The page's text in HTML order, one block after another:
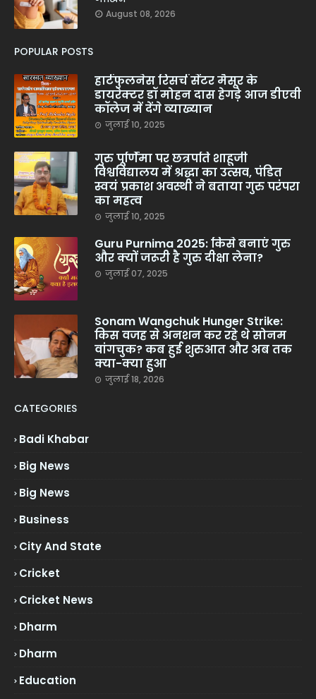
August 08, 2026
POPULAR POSTS
हार्टफुलनेस रिसर्च सेंटर मैसूर के
डायरेक्टर डॉ मोहन दास हेगड़े आज डीएवी
कॉलेज में देंगे व्याख्यान
जुलाई 10, 2025
गुरु पूर्णिमा पर छत्रपति शाहूजी
विश्वविद्यालय में श्रद्धा का उत्सव, पंडित
स्वयं प्रकाश अवस्थी ने बताया गुरु परंपरा
का महत्व
जुलाई 10, 2025
Guru Purnima 2025: किसे बनाएं गुरु
और क्यों जरूरी है गुरु दीक्षा लेना?
जुलाई 07, 2025
Sonam Wangchuk Hunger Strike:
किस वजह से अनशन कर रहे थे सोनम
वांगचुक? कब हुई शुरुआत और अब तक
क्या-क्या हुआ
जुलाई 18, 2026
CATEGORIES
Badi Khabar
Big News
Big News
Business
City And State
Cricket
Cricket News
Dharm
Dharm
Education